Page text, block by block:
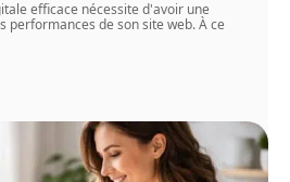
efficace nécessite d'avoir une
performances de son site web. À ce